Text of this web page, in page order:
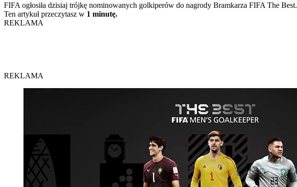
FIFA ogłosiła dzisiaj trójkę nominowanych golkiperów do nagrody Bramkarza FIFA The Best.
Ten artykuł przeczytasz w 1 minutę.
REKLAMA
REKLAMA